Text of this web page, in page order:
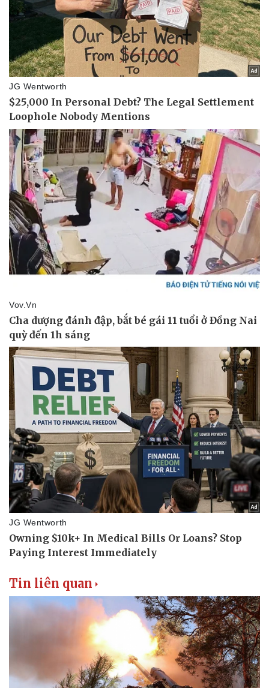
Pháp luật
Vụ án
Tin nóng
Tư vấn luật
Quân sự - Quốc phòng
Vũ khí
Việt Nam
Phân tích
Tin liên quan